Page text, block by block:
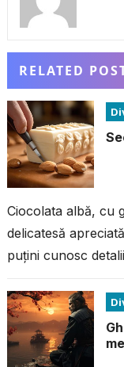
RELATED
Ciocolata albă, cu
delicatesă
puțini cunosc